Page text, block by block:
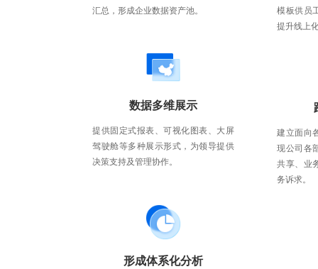
汇总，形成企业数据资产池。
模板供员
提升线上
数据多维展示
提供固定式报表、可视化图表、大屏
驾驶舱等多种展示形式，为领导提供
决策支持及管理协作。
建立面向
现公司各
共享、业
务诉求。
形成体系化分析